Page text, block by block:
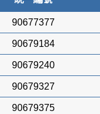
90677377
90679184
90679240
90679327
90679375